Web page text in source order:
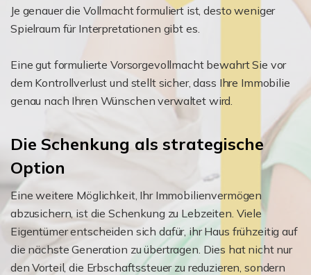
Je genauer die Vollmacht formuliert ist, desto weniger
Spielraum für Interpretationen gibt es.
Eine gut formulierte Vorsorgevollmacht bewahrt Sie vor
dem Kontrollverlust und stellt sicher, dass Ihre Immobilie
genau nach Ihren Wünschen verwaltet wird.
Die Schenkung als strategische
Option
Eine weitere Möglichkeit, Ihr Immobilienvermögen
abzusichern, ist die Schenkung zu Lebzeiten. Viele
Eigentümer entscheiden sich dafür, ihr Haus frühzeitig auf
die nächste Generation zu übertragen. Dies hat nicht nur
den Vorteil, die Erbschaftssteuer zu reduzieren, sondern